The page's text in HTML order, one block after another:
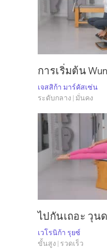
การเริ่มต้น
เจสสิก้า มาร์คัสเซ่น
ระดับกลาง | มั่นคง
ไปกันเถอะ วุน
เวโรนิก้า รุยซ์
ขั้นสูง | รวดเร็ว